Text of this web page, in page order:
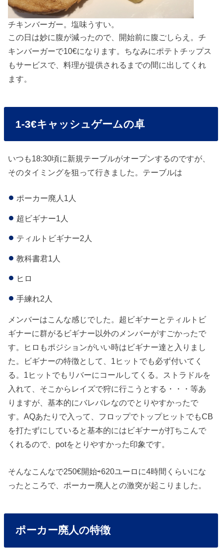
チキンバーガー。塩味うすい。
この日は妙に腹が減ったので、開始前に腹ごしらえ。チ
キンバーガーで10€になります。ちなみにポテトチップス
もサービスで、料理が提供されるまでの間に出してくれ
ます。
1-3€キャッシュゲームの卓
いつも18:30頃に新規テーブルがオープンするのですが、
そのタイミングを狙って行きました。テーブルは
ポーカー廃人1人
超ビギナー1人
ティルトビギナー2人
教科書君1人
ヒロ
手練れ2人
メンバーはこんな感じでした。超ビギナーとティルトビ
ギナーに群がるビギナー以外のメンバーがすごかったで
す。ヒロもポジションがいい時はビギナー達と入りまし
た。ビギナーの特徴として、1ヒットでも必ず付いてく
る。1ヒットでもリバーにコールしてくる。ストラドルを
入れて、そこからレイズで狩に行こうとする・・・等あ
りますが、基本的にバレバレなのでとりやすかったで
す。AQあたりで入って、フロップでトップヒットでもCB
を打たずにしていると基本的にはビギナーが打ちこんで
くれるので、potをとりやすかった印象です。
そんなこんなで250€開始⇨620ユーロに4時間くらいにな
ったところで、ポーカー廃人との激突が起こりました。
ポーカー廃人の特徴